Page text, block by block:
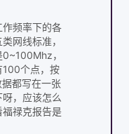
频率下的各
网线标准，
，
100个点，按
都写在一张
，应该怎么
禄克报告是